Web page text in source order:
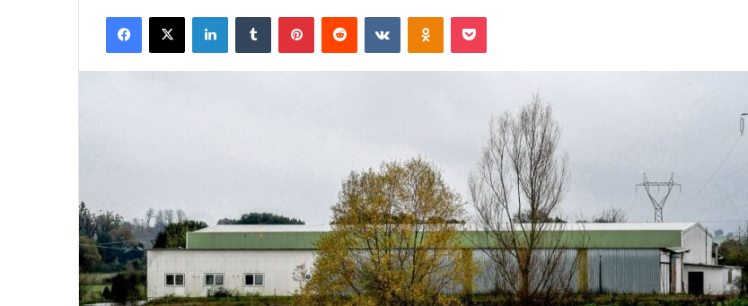
email
Facebook
X LinkedInTumblr PinterestReddit VKontakteOdnoklassniki
Pocket